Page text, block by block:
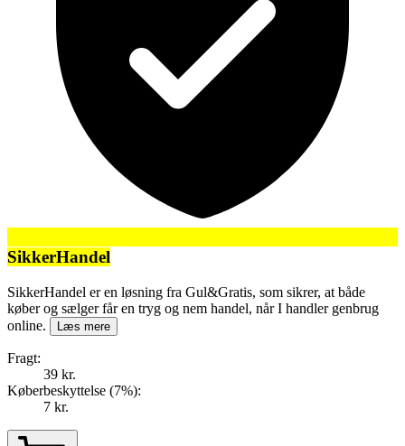
SikkerHandel
SikkerHandel er en løsning fra Gul&Gratis, som sikrer, at både
køber og sælger får en tryg og nem handel, når I handler genbrug
online.
Læs mere
Fragt:
39 kr.
Køberbeskyttelse (7%):
7 kr.